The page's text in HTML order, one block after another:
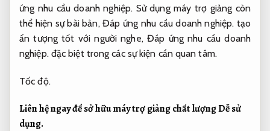
ứng nhu cầu doanh nghiệp. Sử dụng máy trợ giảng còn
thể hiện sự bài bản,Đáp ứng nhu cầu doanh nghiệp. tạo
ấn tượng tốt với người nghe,Đáp ứng nhu cầu doanh
nghiệp.đặc biệt trong các sự kiện cần quan tâm.
Tốc độ.
Liên hệ ngay để sở hữu máy trợ giảng chất lượngDễ sử
dụng.